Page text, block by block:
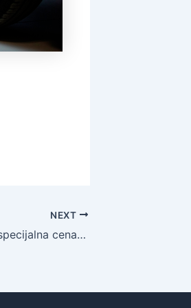
NEXT
Ograničen lager- specijalna cena za FIAT 500 1.2 69 KS lounge